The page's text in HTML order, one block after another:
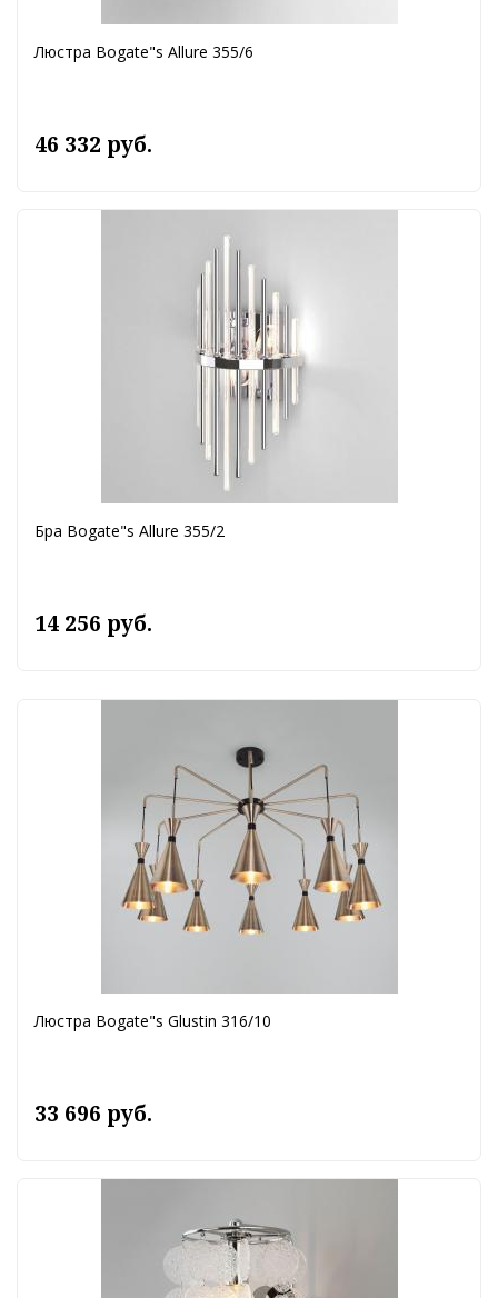
Люстра Bogate"s Allure 355/6
46 332 руб.
Бра Bogate"s Allure 355/2
14 256 руб.
Люстра Bogate"s Glustin 316/10
33 696 руб.